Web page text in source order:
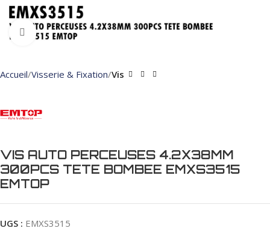
Click to enlarge
Accueil Visserie & Fixation Vis
VIS AUTO PERCEUSES 4.2X38MM
300PCS TETE BOMBEE EMXS3515
EMTOP
UGS : EMXS3515